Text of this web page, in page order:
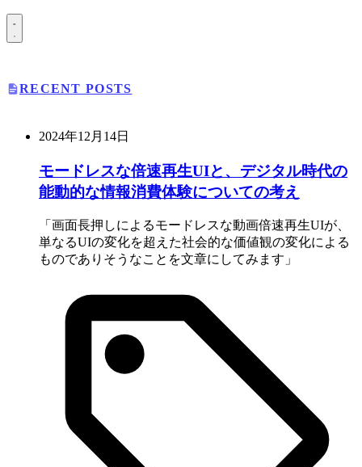
RECENT POSTS
2024年12月14日
モードレスな倍速再生UIと、デジタル時代の
能動的な情報消費体験についての考え
画面長押しによるモードレスな動画倍速再生UIが、
単なるUIの変化を超えた社会的な価値観の変化による
ものでありそうなことを文章にしてみます